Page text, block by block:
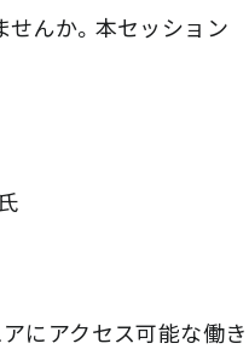
んか。本セッション
にアクセス可能な働き